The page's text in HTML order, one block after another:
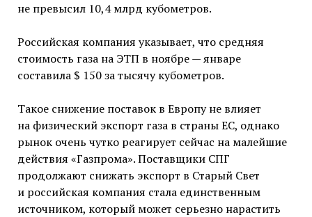
не превысил 10,4 млрд кубометров.
Российская компания указывает, что средняя
стоимость газа на ЭТП в ноябре — январе
составила $ 150 за тысячу кубометров.
Такое снижение поставок в Европу не влияет
на физический экспорт газа в страны ЕС, однако
рынок очень чутко реагирует сейчас на малейшие
действия «Газпрома». Поставщики СПГ
продолжают снижать экспорт в Старый Свет
и российская компания стала единственным
источником, который может серьезно нарастить